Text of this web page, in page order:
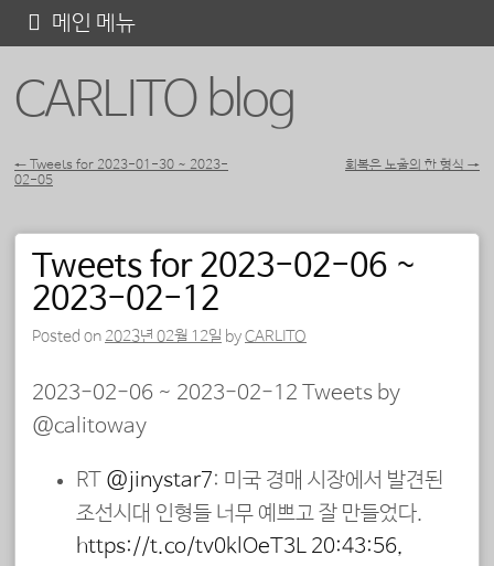
CARLITO blog
메인 메뉴
텐
포스트 내비게이션
← Tweets for 2023-01-30 ~ 2023-
02-05
회복은 노출의 한 형식 →
Tweets for 2023-02-06 ~
2023-02-12
Posted on 2023년 02월 12일 byCARLITO
2023-02-06 ~ 2023-02-12 Tweets by
@calitoway
RT @jinystar7: 미국 경매 시장에서 발견된
조선시대 인형들 너무 예쁘고 잘 만들었다.
https://t.co/tv0klOeT3L 20:43:56,